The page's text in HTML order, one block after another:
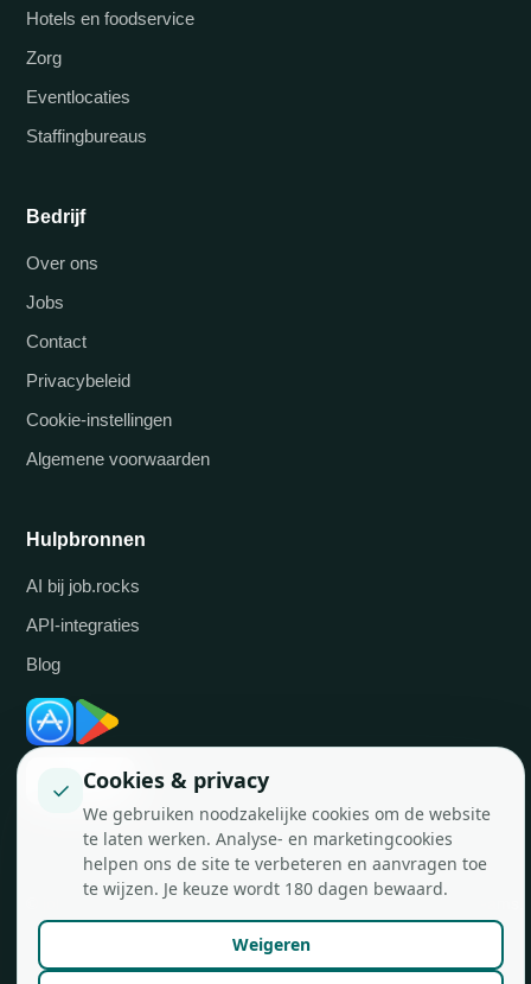
Hotels en foodservice
Zorg
Eventlocaties
Staffingbureaus
Bedrijf
Over ons
Jobs
Contact
Privacybeleid
Cookie-instellingen
Algemene voorwaarden
Hulpbronnen
AI bij job.rocks
API-integraties
Blog
© job.rocks AG Gemaakt in Zürich voor flexibele teams.
✓ Cookies & privacy
We gebruiken noodzakelijke cookies om de website
te laten werken. Analyse- en marketingcookies
helpen ons de site te verbeteren en aanvragen toe
te wijzen. Je keuze wordt 180 dagen bewaard.
Weigeren